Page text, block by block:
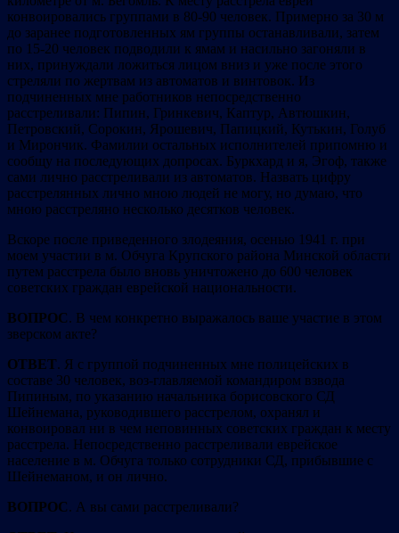
конвоировались группами в 80-90 человек. Примерно за 30 м
до заранее подготовленных ям группы останавливали, затем
по 15-20 человек подводили к ямам и насильно загоняли в
них, принуждали ложиться лицом вниз и уже после этого
стреляли по жертвам из автоматов и винтовок. Из
подчиненных мне работников непосредственно
расстреливали: Пипин, Гринкевич, Каптур, Автюшкин,
Петровский, Сорокин, Ярошевич, Папицкий, Кутькин, Голуб
и Мирончик. Фамилии остальных исполнителей припомню и
сообщу на последующих допросах. Буркхард и я, Эгоф, также
сами лично расстреливали из автоматов. Назвать цифру
расстрелянных лично мною людей не могу, но думаю, что
мною расстреляно несколько десятков человек.
Вскоре после приведенного злодеяния, осенью 1941 г. при
моем участии в м. Обчуга Крупского района Минской области
путем расстрела было вновь уничтожено до 600 человек
советских граждан еврейской национальности.
ВОПРОС. В чем конкретно выражалось ваше участие в этом
зверском акте?
ОТВЕТ. Я с группой подчиненных мне полицейских в
составе 30 человек, воз-главляемой командиром взвода
Пипиным, по указанию начальника борисовского СД
Шейнемана, руководившего расстрелом, охранял и
конвоировал ни в чем неповинных советских граждан к месту
расстрела. Непосредственно расстреливали еврейское
население в м. Обчуга только сотрудники СД, прибывшие с
Шейнеманом, и он лично.
ВОПРОС. А вы сами расстреливали?